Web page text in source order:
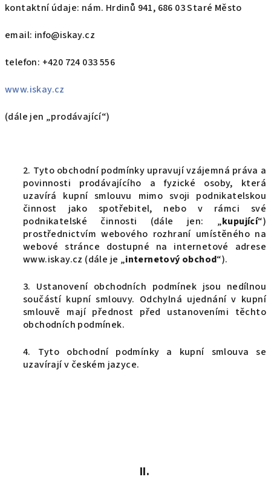
kontaktní údaje: nám. Hrdinů 941, 686 03 Staré Město
email: info@iskay.cz
telefon: +420 724 033 556
www.iskay.cz
(dále jen „prodávající“)
2. Tyto obchodní podmínky upravují vzájemná práva a
povinnosti prodávajícího a fyzické osoby, která
uzavírá kupní smlouvu mimo svoji podnikatelskou
činnost jako spotřebitel, nebo v rámci své
podnikatelské činnosti (dále jen: „kupující“)
prostřednictvím webového rozhraní umístěného na
webové stránce dostupné na internetové adrese
www.iskay.cz (dále je „internetový obchod“).
3. Ustanovení obchodních podmínek jsou nedílnou
součástí kupní smlouvy. Odchylná ujednání v kupní
smlouvě mají přednost před ustanoveními těchto
obchodních podmínek.
4. Tyto obchodní podmínky a kupní smlouva se
uzavírají v českém jazyce.
II.